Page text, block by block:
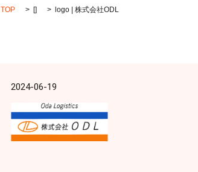
TOP [] logo | 株式会社ODL
2024-06-19